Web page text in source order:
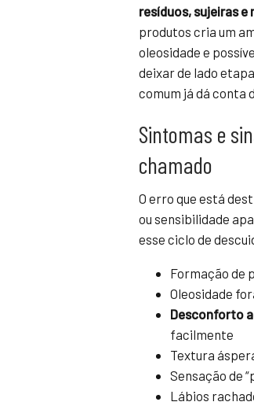
resíduos, sujeiras e
produtos cria um
oleosidade e
deixar de lado
comum já dá conta
Sintomas e
chamado
O erro que está
ou sensibilidade
esse ciclo de
Formação de
Oleosidade
Desconforto
facilmente
Textura
Sensação de
Lábios